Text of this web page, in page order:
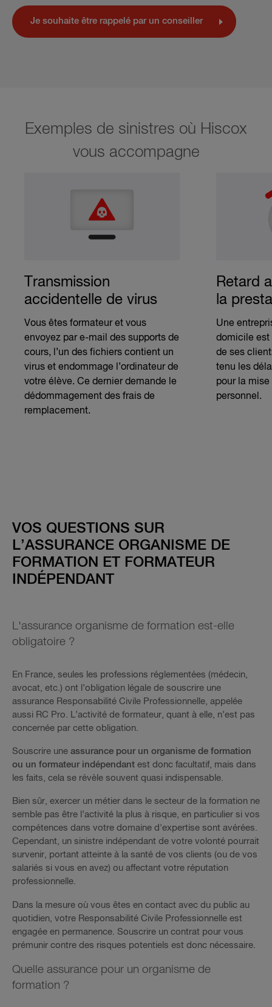
Je souhaite être rappelé par un conseiller
Exemples de sinistres où Hiscox
vous accompagne
Transmission
accidentelle de virus
Vous êtes formateur et vous
envoyez par e-mail des supports de
cours, l’un des fichiers contient un
virus et endommage l’ordinateur de
votre élève. Ce dernier demande le
dédommagement des frais de
remplacement.
Retard
la
Une
domicile est
de ses
tenu les
pour la
personnel.
VOS QUESTIONS SUR
L’ASSURANCE ORGANISME DE
FORMATION ET FORMATEUR
INDÉPENDANT
L'assurance organisme de formation est-elle
obligatoire ?
En France, seules les professions réglementées (médecin,
avocat, etc.) ont l’obligation légale de souscrire une
assurance Responsabilité Civile Professionnelle, appelée
aussi RC Pro. L’activité de formateur, quant à elle, n’est pas
concernée par cette obligation.
Souscrire une assurance pour un organisme de formation
ou un formateur indépendant est donc facultatif, mais dans
les faits, cela se révèle souvent quasi indispensable.
Bien sûr, exercer un métier dans le secteur de la formation ne
semble pas être l’activité la plus à risque, en particulier si vos
compétences dans votre domaine d'expertise sont avérées.
Cependant, un sinistre indépendant de votre volonté pourrait
survenir, portant atteinte à la santé de vos clients (ou de vos
salariés si vous en avez) ou affectant votre réputation
professionnelle.
Dans la mesure où vous êtes en contact avec du public au
quotidien, votre Responsabilité Civile Professionnelle est
engagée en permanence. Souscrire un contrat pour vous
prémunir contre des risques potentiels est donc nécessaire.
Quelle assurance pour un organisme de
formation ?